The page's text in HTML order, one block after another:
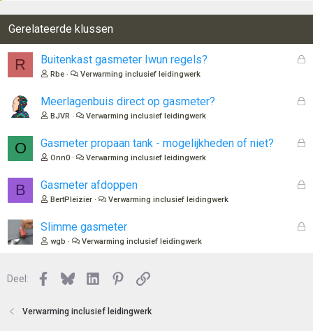
Gerelateerde klussen
R
G
n
Buitenkast gasmeter Iwun regels?
Rbe Verwarming inclusief leidingwerk
G
n
Meerlagenbuis direct op gasmeter?
BJVR Verwarming inclusief leidingwerk
O
G
n
Gasmeter propaan tank - mogelijkheden of niet?
Onn0 Verwarming inclusief leidingwerk
B
G
Gasmeter afdoppen
BertPleizier Verwarming inclusief leidingwerk
G
Slimme gasmeter
wgb Verwarming inclusief leidingwerk
Deel: Facebook
BlueskyLinkedInPinterest
Link
Verwarming inclusief leidingwerk